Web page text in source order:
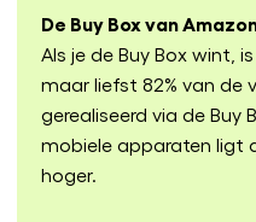
De Buy Box van
Als je de Buy Box wint,
maar liefst 82% van de
gerealiseerd via de Buy
mobiele apparaten ligt
hoger.